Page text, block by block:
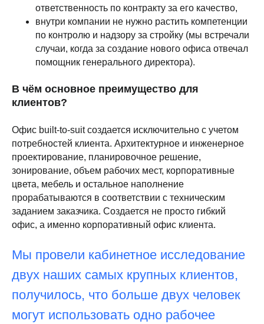
ответственность по контракту за его качество,
внутри компании не нужно растить компетенции
по контролю и надзору за стройку (мы встречали
случаи, когда за создание нового офиса отвечал
помощник генерального директора).
В чём основное преимущество для
клиентов?
Офис built-to-suit создается исключительно с учетом
потребностей клиента. Архитектурное и инженерное
проектирование, планировочное решение,
зонирование, объем рабочих мест, корпоративные
цвета, мебель и остальное наполнение
прорабатываются в соответствии с техническим
заданием заказчика. Создается не просто гибкий
офис, а именно корпоративный офис клиента.
Мы провели кабинетное исследование
двух наших самых крупных клиентов,
получилось, что больше двух человек
могут использовать одно рабочее